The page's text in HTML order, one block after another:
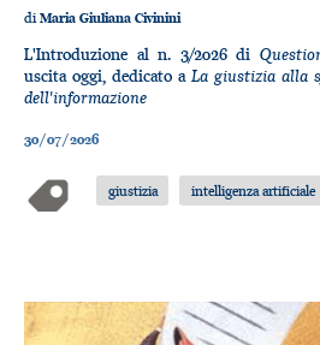
di Maria Giuliana Civinini
L'Introduzione al n. 3/2026 di
uscita oggi, dedicato a La giustizia alla
dell'informazione
30/07/2026
giustizia intelligenza artificiale